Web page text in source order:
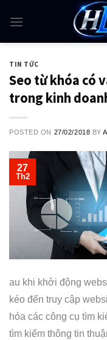
content
TIN TỨC
Seo từ khóa có
trong kinh
POSTED ON 27/02/2018 BY
27
Th2
au khi khởi động
kéo đến truy cập
hóa các công cụ tìm
tìm kiếm thông tin